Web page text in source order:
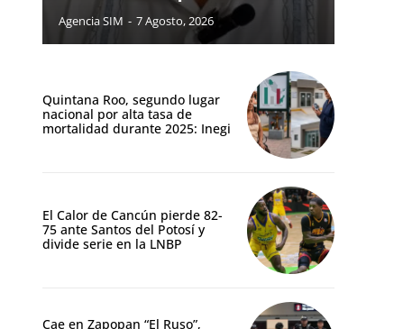
Agencia SIM - 7 Agosto, 2026
Quintana Roo, segundo lugar
nacional por alta tasa de
mortalidad durante 2025: Inegi
El Calor de Cancún pierde 82-
75 ante Santos del Potosí y
divide serie en la LNBP
Cae en Zapopan “El Ruso”,